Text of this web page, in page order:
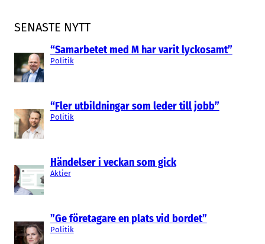
SENASTE NYTT
“Samarbetet med M har varit lyckosamt”
Politik
“Fler utbildningar som leder till jobb”
Politik
Händelser i veckan som gick
Aktier
”Ge företagare en plats vid bordet”
Politik